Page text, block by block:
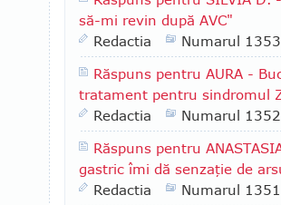
să-mi revin după AVC"
Redactia
Numarul 1353
Răspuns pentru AURA -
tratament pentru sindromul
Redactia
Numarul 1352
Răspuns pentru
gastric îmi dă senzaţie de
Redactia
Numarul 1351